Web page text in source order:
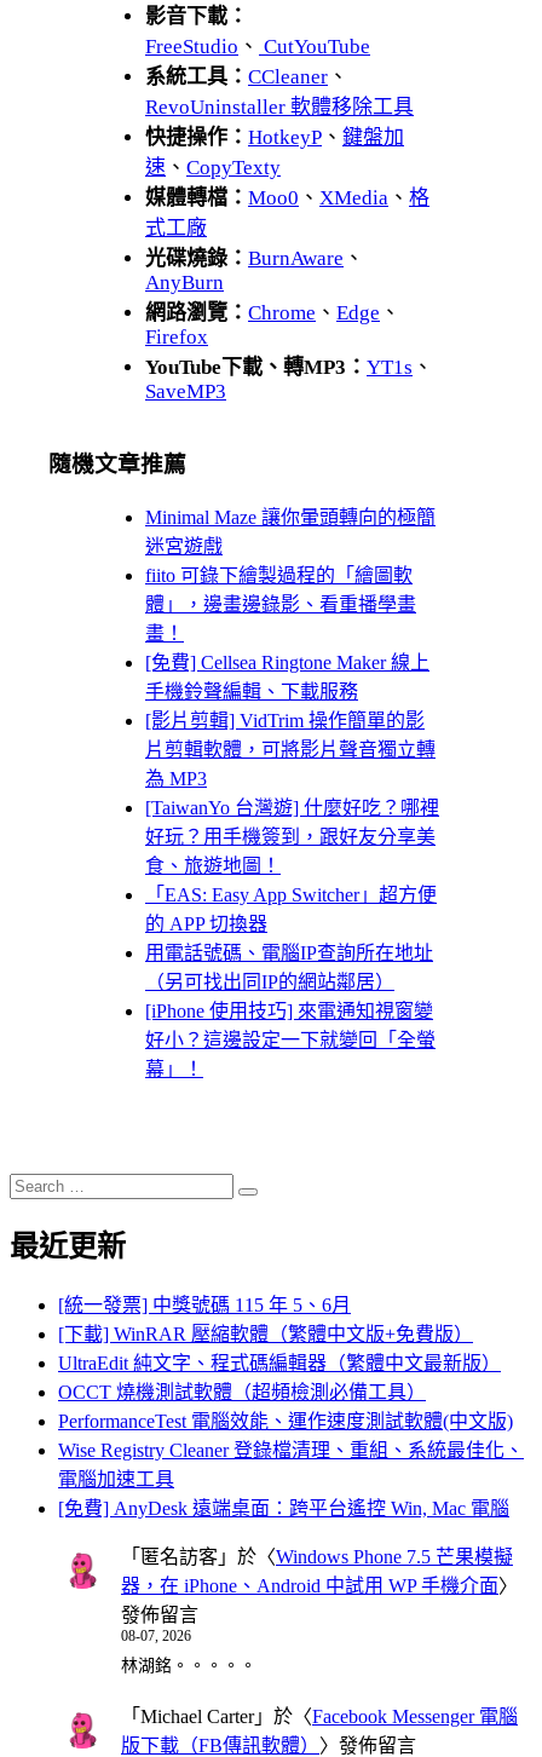
影音下載：
FreeStudio 、 CutYouTube
系統工具： CCleaner 、
RevoUninstaller 軟體移除工具
快捷操作： HotkeyP 、 鍵盤加
速 、 CopyTexty
媒體轉檔： Moo0 、 XMedia 、 格
式工廠
光碟燒錄： BurnAware 、
AnyBurn
網路瀏覽： Chrome 、 Edge 、
Firefox
YouTube下載、轉MP3： YT1s 、
SaveMP3
隨機文章推薦
Minimal Maze 讓你暈頭轉向的極簡
迷宮遊戲
fiito 可錄下繪製過程的「繪圖軟
體」，邊畫邊錄影、看重播學畫
畫！
[免費] Cellsea Ringtone Maker 線上
手機鈴聲編輯、下載服務
[影片剪輯] VidTrim 操作簡單的影
片剪輯軟體，可將影片聲音獨立轉
為 MP3
[TaiwanYo 台灣遊] 什麼好吃？哪裡
好玩？用手機簽到，跟好友分享美
食、旅遊地圖！
「EAS: Easy App Switcher」超方便
的 APP 切換器
用電話號碼、電腦IP查詢所在地址
（另可找出同IP的網站鄰居）
[iPhone 使用技巧] 來電通知視窗變
好小？這邊設定一下就變回「全螢
幕」！
Search
for:
Search
最近更新
[統一發票] 中獎號碼 115 年 5、6月
[下載] WinRAR 壓縮軟體（繁體中文版+免費版）
UltraEdit 純文字、程式碼編輯器（繁體中文最新版）
OCCT 燒機測試軟體（超頻檢測必備工具）
PerformanceTest 電腦效能、運作速度測試軟體(中文版)
Wise Registry Cleaner 登錄檔清理、重組、系統最佳化、
電腦加速工具
[免費] AnyDesk 遠端桌面：跨平台遙控 Win, Mac 電腦
「 匿名訪客 」於〈Windows Phone 7.5 芒果模擬
器，在 iPhone、Android 中試用 WP 手機介面〉
發佈留言
08-07, 2026
林湖銘。。。。。
「 Michael Carter」於〈Facebook Messenger 電腦
版下載（FB傳訊軟體） 〉發佈留言